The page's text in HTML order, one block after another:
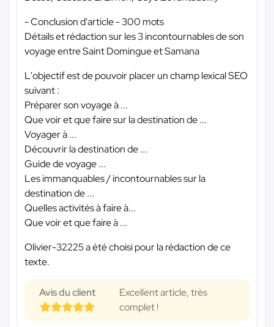
- Conclusion d'article - 300 mots
Détails et rédaction sur les 3 incontournables de son
voyage entre Saint Domingue et Samana
L'objectif est de pouvoir placer un champ lexical SEO
suivant :
Préparer son voyage à ...
Que voir et que faire sur la destination de ...
Voyager à ...
Découvrir la destination de ...
Guide de voyage ...
Les immanquables / incontournables sur la
destination de ...
Quelles activités à faire à...
Que voir et que faire à ...
Olivier-32225 a été choisi pour la rédaction de ce
texte.
Avis du client
Excellent article, très
complet !